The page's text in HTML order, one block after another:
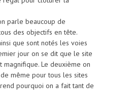
parle beaucoup de
des objectifs en tête.
que sont notés les voies
jour on se dit que le site
Le deuxième on
même pour tous les sites
pourquoi on a fait tant de